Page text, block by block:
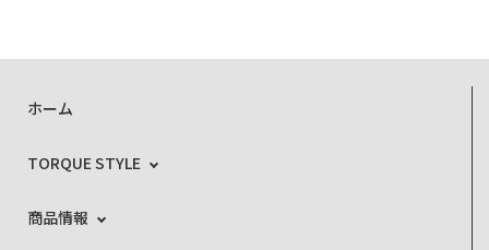
ホーム
TORQUE STYLE
商品情報